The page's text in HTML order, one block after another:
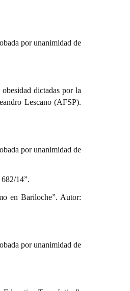
por unanimidad de
dictadas por la
Lescano (AFSP).
por unanimidad de
14”.
en Bariloche”. Autor:
por unanimidad de